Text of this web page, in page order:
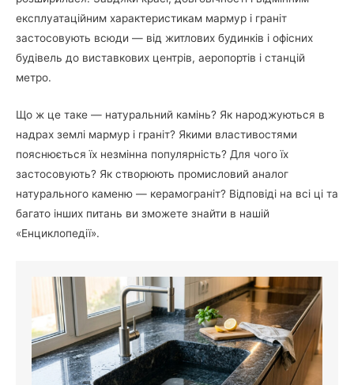
експлуатаційним характеристикам мармур і граніт
застосовують всюди — від житлових будинків і офісних
будівель до виставкових центрів, аеропортів і станцій
метро.
Що ж це таке — натуральний камінь? Як народжуються в
надрах землі мармур і граніт? Якими властивостями
пояснюється їх незмінна популярність? Для чого їх
застосовують? Як створюють промисловий аналог
натурального каменю — керамограніт? Відповіді на всі ці та
багато інших питань ви зможете знайти в нашій
«Енциклопедії».